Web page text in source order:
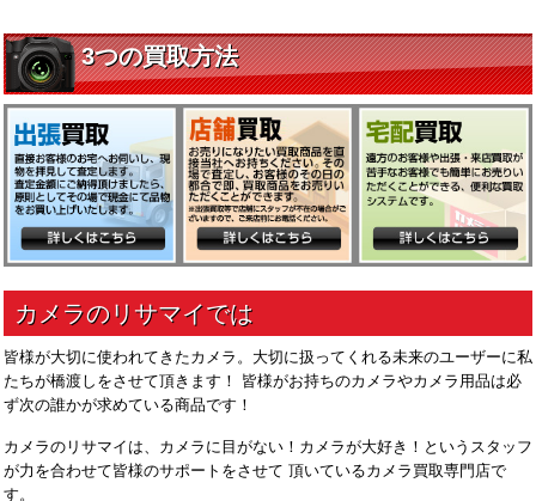
皆様が大切に使われてきたカメラ。大切に扱ってくれる未来のユーザーに私
たちが橋渡しをさせて頂きます！ 皆様がお持ちのカメラやカメラ用品は必
ず次の誰かが求めている商品です！
カメラのリサマイは、カメラに目がない！カメラが大好き！というスタッフ
が力を合わせて皆様のサポートをさせて 頂いているカメラ買取専門店で
す。